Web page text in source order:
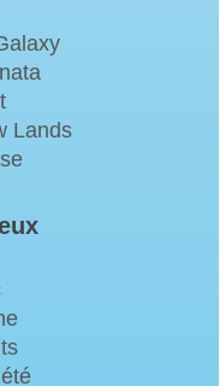
Lands